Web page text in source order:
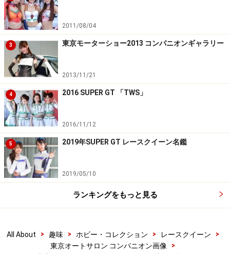
2011/08/04
3 東京モーターショー2013 コンパニオンギャラリー
2013/11/21
4 2016 SUPER GT 「TWS」
2016/11/12
5 2019年SUPER GT レースクイーン名鑑
2019/05/10
ランキングをもっと見る
All About > 趣味 > ホビー・コレクション > レースクイーン
>
東京オートサロン コンパニオン画像
>